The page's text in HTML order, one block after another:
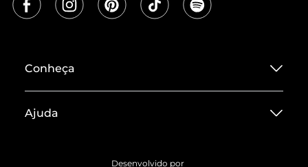
Conheça
Termos de Uso
Ajuda
Desenvolvido por